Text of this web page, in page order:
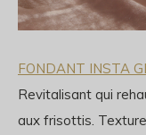
FONDANT INSTA
Revitalisant qui
aux frisottis.